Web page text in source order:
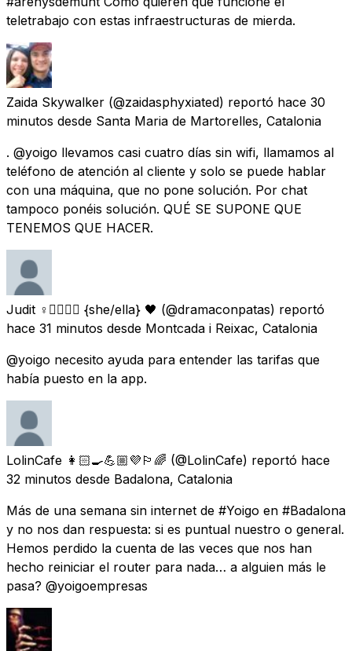
teletrabajo con estas infraestructuras de mierda.
Zaida Skywalker (@zaidasphyxiated) reportó hace 30
minutos desde Santa Maria de Martorelles, Catalonia
. @yoigo llevamos casi cuatro días sin wifi, llamamos al
teléfono de atención al cliente y solo se puede hablar
con una máquina, que no pone solución. Por chat
tampoco ponéis solución. QUÉ SE SUPONE QUE
TENEMOS QUE HACER.
Judit ♀️🏳️‍🌈🇩🇰 {she/ella} 🖤 (@dramaconpatas) reportó
hace 31 minutos desde Montcada i Reixac, Catalonia
@yoigo necesito ayuda para entender las tarifas que
había puesto en la app.
LolinCafe 👩🏻‍🍳💪🏼💜🏳️‍🌈 (@LolinCafe) reportó hace
32 minutos desde Badalona, Catalonia
Más de una semana sin internet de #Yoigo en #Badalona
y no nos dan respuesta: si es puntual nuestro o general.
Hemos perdido la cuenta de las veces que nos han
hecho reiniciar el router para nada… a alguien más le
pasa? @yoigoempresas